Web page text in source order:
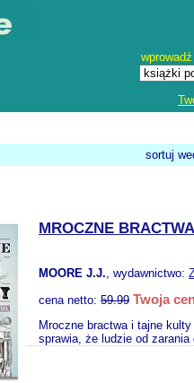
sortuj
MROCZNE
MOORE J.J., wydawnictwo:
cena netto: 59.99 Twoja
Mroczne bractwa i tajne
sprawia, że ludzie od